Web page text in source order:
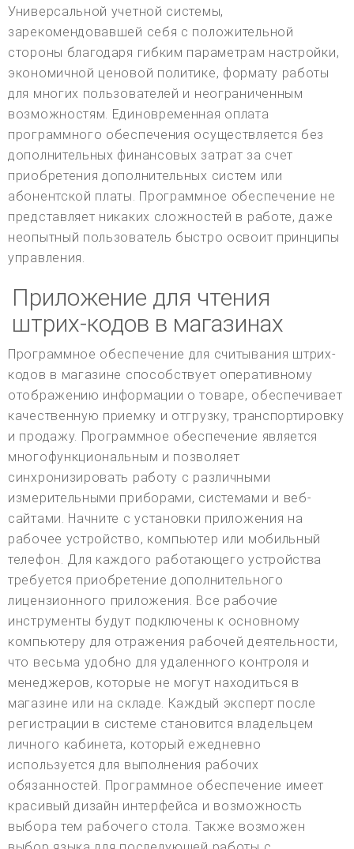
Универсальной учетной системы,
зарекомендовавшей себя с положительной
стороны благодаря гибким параметрам настройки,
экономичной ценовой политике, формату работы
для многих пользователей и неограниченным
возможностям. Единовременная оплата
программного обеспечения осуществляется без
дополнительных финансовых затрат за счет
приобретения дополнительных систем или
абонентской платы. Программное обеспечение не
представляет никаких сложностей в работе, даже
неопытный пользователь быстро освоит принципы
управления.
Приложение для чтения
штрих-кодов в магазинах
Программное обеспечение для считывания штрих-
кодов в магазине способствует оперативному
отображению информации о товаре, обеспечивает
качественную приемку и отгрузку, транспортировку
и продажу. Программное обеспечение является
многофункциональным и позволяет
синхронизировать работу с различными
измерительными приборами, системами и веб-
сайтами. Начните с установки приложения на
рабочее устройство, компьютер или мобильный
телефон. Для каждого работающего устройства
требуется приобретение дополнительного
лицензионного приложения. Все рабочие
инструменты будут подключены к основному
компьютеру для отражения рабочей деятельности,
что весьма удобно для удаленного контроля и
менеджеров, которые не могут находиться в
магазине или на складе. Каждый эксперт после
регистрации в системе становится владельцем
личного кабинета, который ежедневно
используется для выполнения рабочих
обязанностей. Программное обеспечение имеет
красивый дизайн интерфейса и возможность
выбора тем рабочего стола. Также возможен